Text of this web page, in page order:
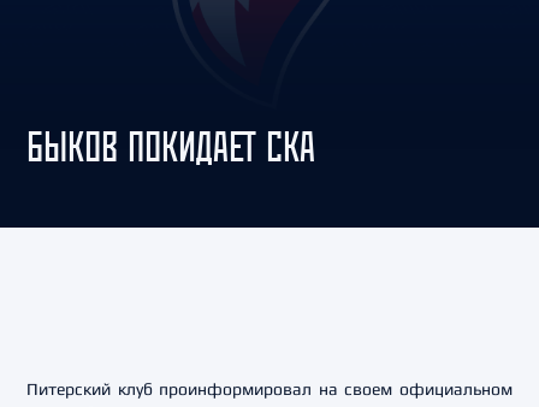
БЫКОВ ПОКИДАЕТ СКА
Питерский клуб проинформировал на своем официальном